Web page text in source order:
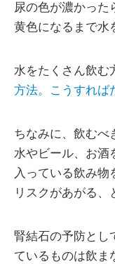
尿の色が濃かった
黄色になるまで水
水をたくさん飲
方法。こうすれば
ちなみに、飲むべ
水やビール、お酒
入っている飲み物
リスクがあがる、
腎結石の予防とし
ているものは飲ま